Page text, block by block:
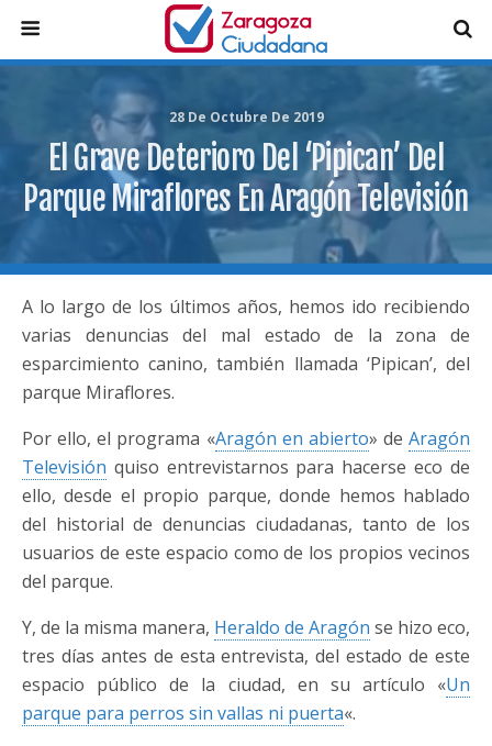
28 De Octubre De 2019
El Grave Deterioro Del ‘pipican’ Del
Parque Miraflores En Aragón Televisión
A lo largo de los últimos años, hemos ido recibiendo
varias denuncias del mal estado de la zona de
esparcimiento canino, también llamada ‘Pipican’, del
parque Miraflores.
Por ello, el programa «Aragón en abierto» de Aragón
Televisión quiso entrevistarnos para hacerse eco de
ello, desde el propio parque, donde hemos hablado
del historial de denuncias ciudadanas, tanto de los
usuarios de este espacio como de los propios vecinos
del parque.
Y, de la misma manera, Heraldo de Aragón se hizo eco,
tres días antes de esta entrevista, del estado de este
espacio público de la ciudad, en su artículo «Un
parque para perros sin vallas ni puerta«.